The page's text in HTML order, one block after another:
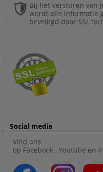
Bij het versturen van
wordt alle informatie
beveiligd door SSL
Social media
Vind ons
op Facebook , Youtube en